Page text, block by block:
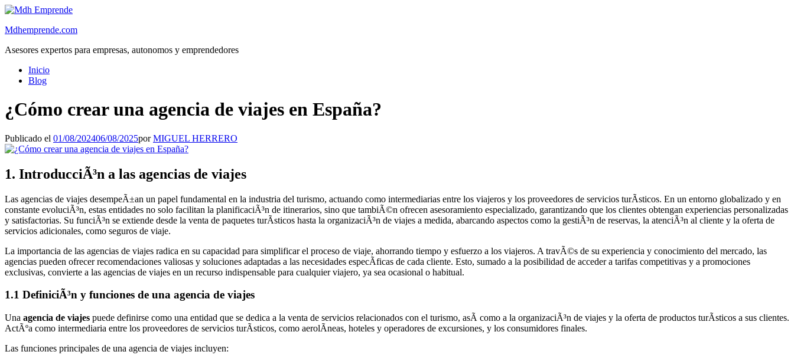
Saltar
contenido
Mdhemprende.com
Asesores expertos para empresas, autonomos y emprendedores
Inicio
Blog
¿Cómo crear una agencia de viajes en España?
Publicado el 01/08/202406/08/2025por MIGUEL HERRERO
1. IntroducciÃ³n a las agencias de viajes
Las agencias de viajes desempeÃ±an un papel fundamental en la industria del turismo, actuando como intermediarias entre los viajeros y los proveedores de servicios turÃ­sticos. En un entorno globalizado y en
constante evoluciÃ³n, estas entidades no solo facilitan la planificaciÃ³n de itinerarios, sino que tambiÃ©n ofrecen asesoramiento especializado, garantizando que los clientes obtengan experiencias personalizadas
y satisfactorias. Su funciÃ³n se extiende desde la venta de paquetes turÃ­sticos hasta la organizaciÃ³n de viajes a medida, abarcando aspectos como la gestiÃ³n de reservas, la atenciÃ³n al cliente y la oferta de
servicios adicionales, como seguros de viaje.
La importancia de las agencias de viajes radica en su capacidad para simplificar el proceso de viaje, ahorrando tiempo y esfuerzo a los viajeros. A travÃ©s de su experiencia y conocimiento del mercado, las
agencias pueden ofrecer recomendaciones valiosas y soluciones adaptadas a las necesidades especÃ­ficas de cada cliente. Esto, sumado a la posibilidad de acceder a tarifas competitivas y a promociones
exclusivas, convierte a las agencias de viajes en un recurso indispensable para cualquier viajero, ya sea ocasional o habitual.
1.1 DefiniciÃ³n y funciones de una agencia de viajes
Una agencia de viajes puede definirse como una entidad que se dedica a la venta de servicios relacionados con el turismo, asÃ­ como a la organizaciÃ³n de viajes y la oferta de productos turÃ­sticos a sus clientes.
ActÃºa como intermediaria entre los proveedores de servicios turÃ­sticos, como aerolÃ­neas, hoteles y operadores de excursiones, y los consumidores finales.
Las funciones principales de una agencia de viajes incluyen: